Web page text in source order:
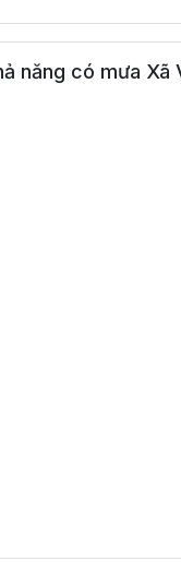
năng có mưa Xã